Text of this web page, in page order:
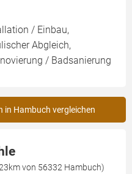
/ Einbau,
Abgleich,
/ Badsanierung
in Hambuch vergleichen
von 56332 Hambuch)